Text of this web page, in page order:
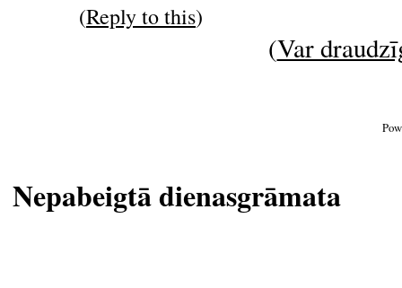
(Reply to this)
(Var
Nepabeigtā dienasgrāmata